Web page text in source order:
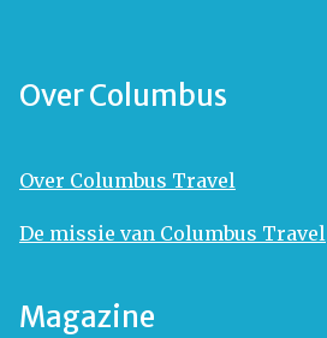
Over Columbus
Over Columbus Travel
De missie van Columbus Travel
Magazine